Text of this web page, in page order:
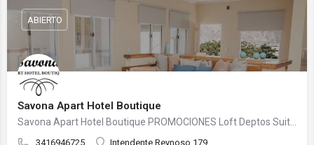
Savona Apart Hotel Boutique
3416946725 Intendente Reynoso 179
ABIERTO